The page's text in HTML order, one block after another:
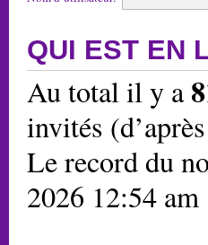
QUI EST EN
Au total il y a
invités
Le record du
2026 12:54 am